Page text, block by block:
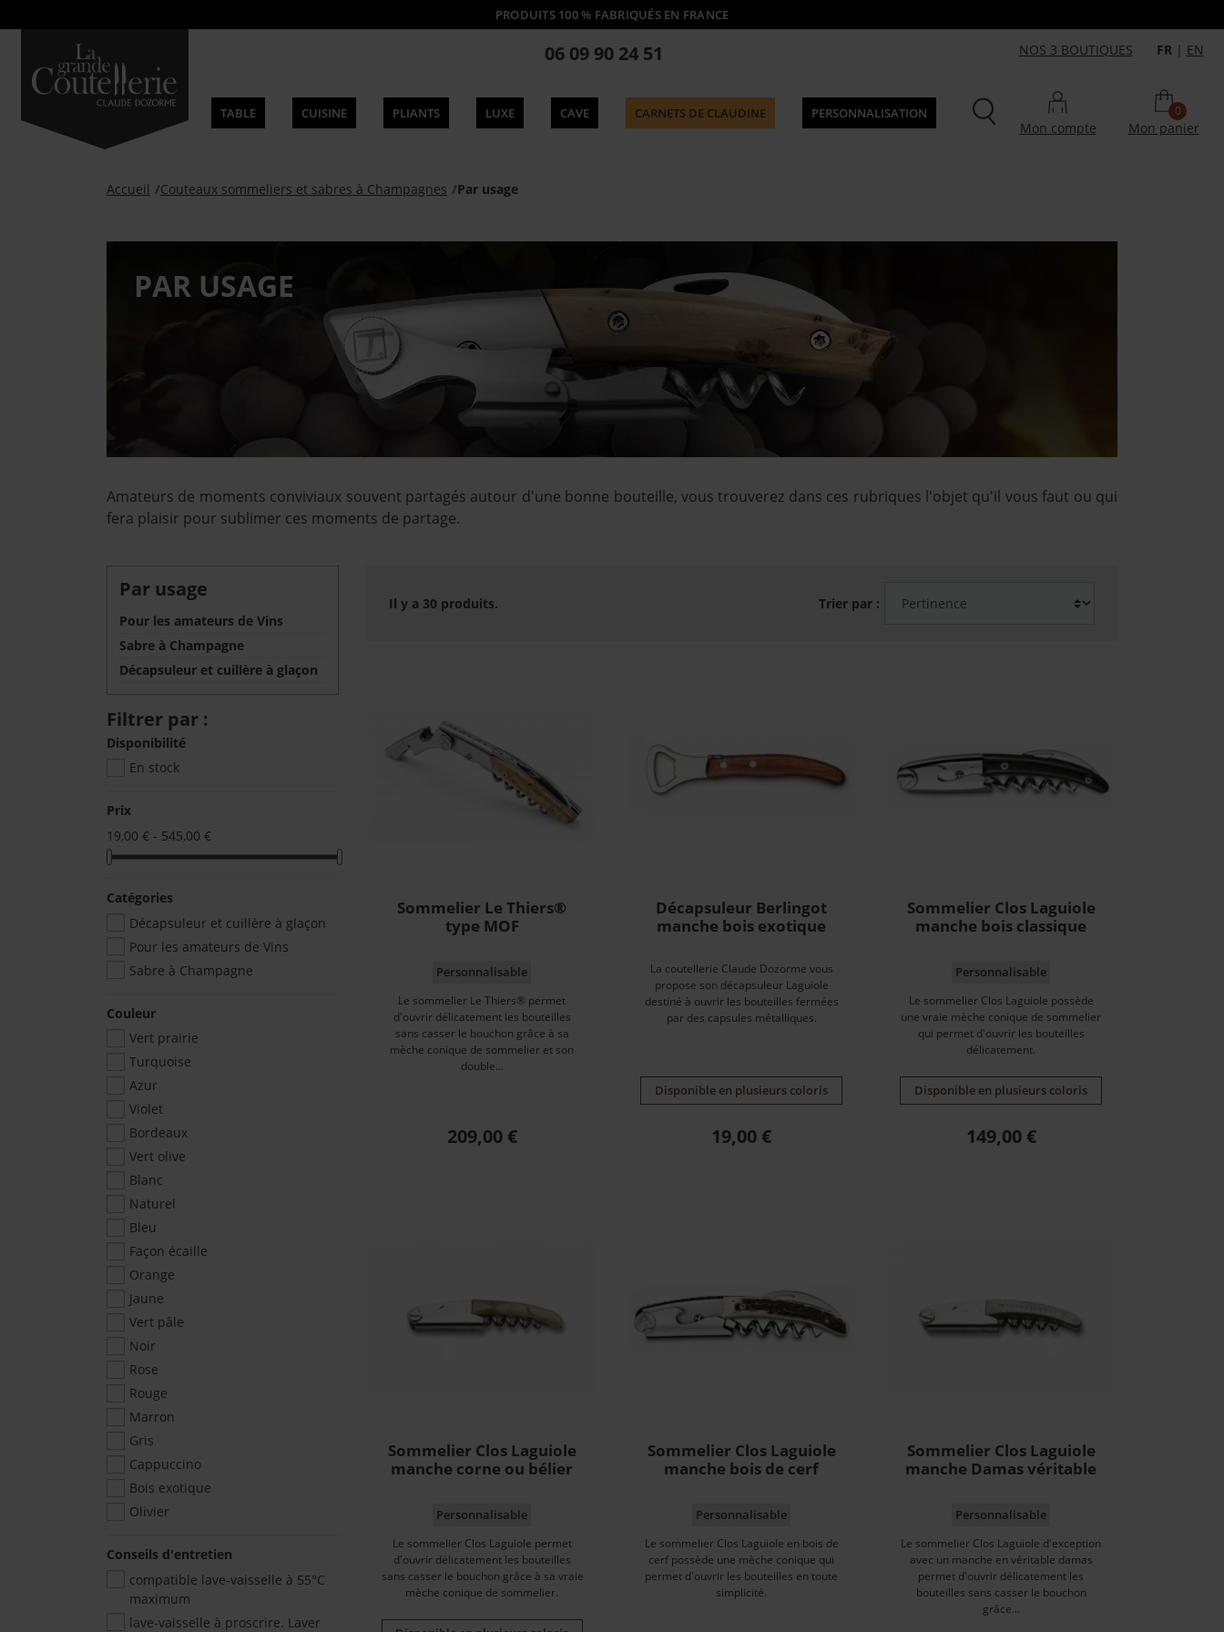
PRODUITS 100 % FABRIQUÉS EN FRANCE
06 09 90 24 51 NOS 3 BOUTIQUES FR | EN
TABLE CUISINE PLIANTS LUXE CAVE CARNETS DE CLAUDINE PERSONNALISATION
Mon compte
0
Mon panier
Accueil Couteaux sommeliers et sabres à Champagnes Par usage
PAR USAGE
Amateurs de moments conviviaux souvent partagés autour d'une bonne bouteille, vous trouverez dans ces rubriques l'objet qu'il vous faut ou qui
fera plaisir pour sublimer ces moments de partage.
Par usage
Pour les amateurs de Vins
Sabre à Champagne
Décapsuleur et cuillère à glaçon
Filtrer par :
Disponibilité
En stock
Prix
19,00 € - 545,00 €
Catégories
Décapsuleur et cuillère à glaçon
Pour les amateurs de Vins
Sabre à Champagne
Couleur
Vert prairie
Turquoise
Azur
Violet
Bordeaux
Vert olive
Blanc
Naturel
Bleu
Façon écaille
Orange
Jaune
Vert pâle
Noir
Rose
Rouge
Marron
Gris
Cappuccino
Bois exotique
Olivier
Conseils d'entretien
compatible lave-vaisselle à 55°C
maximum
lave-vaisselle à proscrire. Laver
Il y a 30 produits. Trier par :
Sommelier Le Thiers®
type MOF
Personnalisable
Le sommelier Le Thiers® permet
d'ouvrir délicatement les bouteilles
sans casser le bouchon grâce à sa
mèche conique de sommelier et son
double...
Prix
209,00 €
Décapsuleur Berlingot
manche bois exotique
La coutellerie Claude Dozorme vous
propose son décapsuleur Laguiole
destiné à ouvrir les bouteilles fermées
par des capsules métalliques.
Disponible en plusieurs coloris
Prix
19,00 €
Sommelier Clos Laguiole
manche bois classique
Personnalisable
Le sommelier Clos Laguiole possède
une vraie mèche conique de sommelier
qui permet d'ouvrir les bouteilles
délicatement.
Disponible en plusieurs coloris
Prix
149,00 €
Sommelier Clos Laguiole
manche corne ou bélier
Personnalisable
Le sommelier Clos Laguiole permet
d'ouvrir délicatement les bouteilles
sans casser le bouchon grâce à sa vraie
mèche conique de sommelier.
Sommelier Clos Laguiole
manche bois de cerf
Personnalisable
Le sommelier Clos Laguiole en bois de
cerf possède une mèche conique qui
permet d'ouvrir les bouteilles en toute
simplicité.
Sommelier Clos Laguiole
manche Damas véritable
Personnalisable
Le sommelier Clos Laguiole d'exception
avec un manche en véritable damas
permet d'ouvrir délicatement les
bouteilles sans casser le bouchon
grâce...